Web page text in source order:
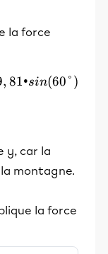
la force
=
, 81•sin(60°)
y, car la
montagne.
la force